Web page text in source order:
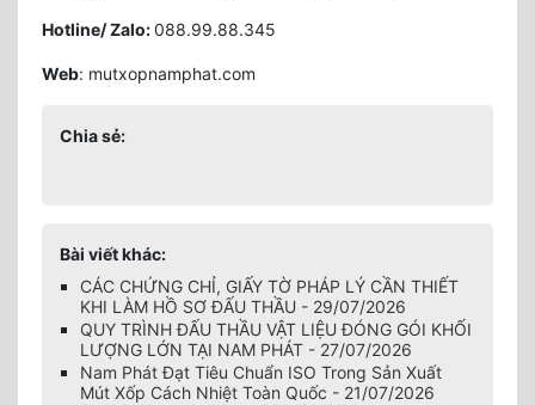
Hotline/ Zalo:088.99.88.345
Web: mutxopnamphat.com
Chia sẻ:
Bài viết khác:
CÁC CHỨNG CHỈ, GIẤY TỜ PHÁP LÝ CẦN THIẾT
KHI LÀM HỒ SƠ ĐẤU THẦU - 29/07/2026
QUY TRÌNH ĐẤU THẦU VẬT LIỆU ĐÓNG GÓI KHỐI
LƯỢNG LỚN TẠI NAM PHÁT - 27/07/2026
Nam Phát Đạt Tiêu Chuẩn ISO Trong Sản Xuất
Mút Xốp Cách Nhiệt Toàn Quốc - 21/07/2026